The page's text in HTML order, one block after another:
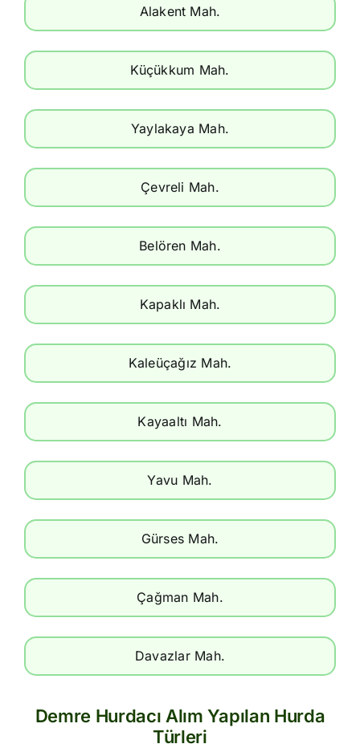
Alakent Mah.
Küçükkum Mah.
Yaylakaya Mah.
Çevreli Mah.
Belören Mah.
Kapaklı Mah.
Kaleüçağız Mah.
Kayaaltı Mah.
Yavu Mah.
Gürses Mah.
Çağman Mah.
Davazlar Mah.
Demre Hurdacı Alım Yapılan Hurda
Türleri